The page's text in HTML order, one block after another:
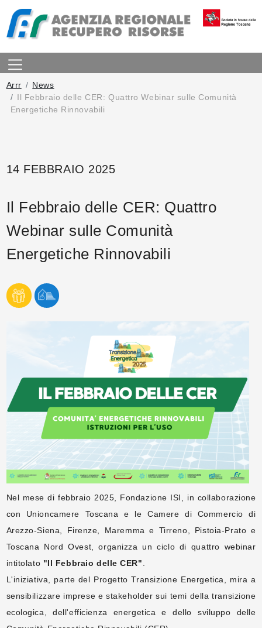
Arrr
News
Il Febbraio delle CER: Quattro Webinar sulle Comunità
Energetiche Rinnovabili
14 FEBBRAIO 2025
Il Febbraio delle CER: Quattro
Webinar sulle Comunità
Energetiche Rinnovabili
Nel mese di febbraio 2025, Fondazione ISI, in collaborazione
con Unioncamere Toscana e le Camere di Commercio di
Arezzo-Siena, Firenze, Maremma e Tirreno, Pistoia-Prato e
Toscana Nord Ovest, organizza un ciclo di quattro webinar
intitolato "Il Febbraio delle CER"
L'iniziativa, parte del Progetto Transizione Energetica, mira a
sensibilizzare imprese e stakeholder sui temi della transizione
ecologica, dell'efficienza energetica e dello sviluppo delle